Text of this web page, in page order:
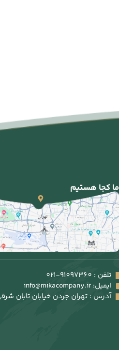
ما کجا هستیم
تلفن : 91097360-021
ایمیل: info@mikacompany.ir
آدرس : تهران جردن خیابان تابان شرقی